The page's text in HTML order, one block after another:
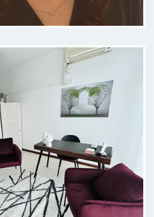
attenta e cortese.
davvero di supporto
consigliata 100%.